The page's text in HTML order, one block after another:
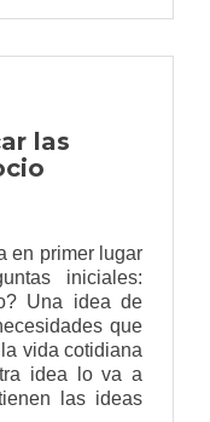
las
en primer lugar
iniciales:
Una idea de
que
vida cotidiana
idea lo va a
las ideas